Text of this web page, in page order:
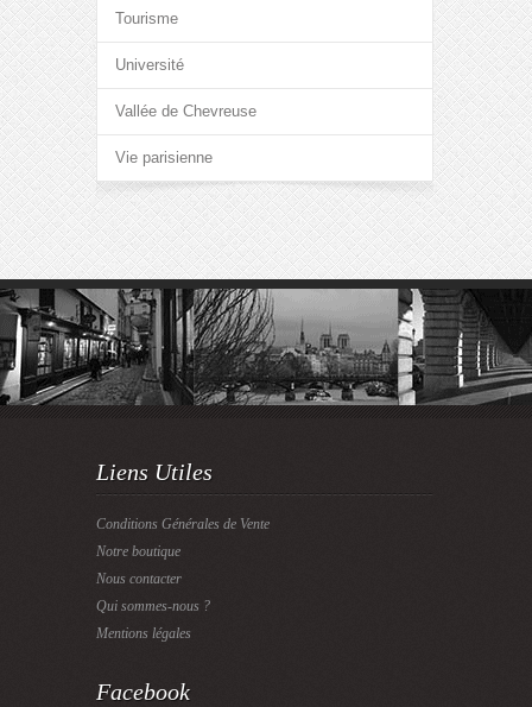
Tourisme
Université
Vallée de Chevreuse
Vie parisienne
Liens Utiles
Conditions Générales de Vente
Notre boutique
Nous contacter
Qui sommes-nous ?
Mentions légales
Facebook